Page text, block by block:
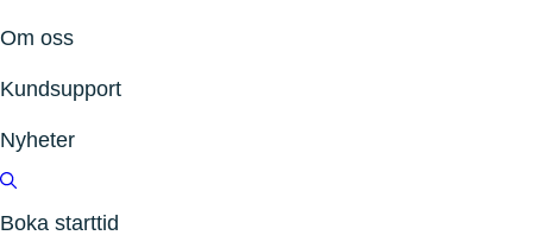
Om oss
Kundsupport
Nyheter
Boka starttid